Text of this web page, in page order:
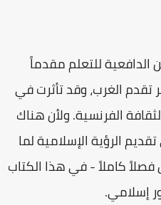
للتعلم مقدماً
تقدم الغرب، وقد تأثرت في
الفرنسية. ولأن هناك
الرؤية الإسلامية لما
كاملاً - في هذا الكتاب
إسلامي.